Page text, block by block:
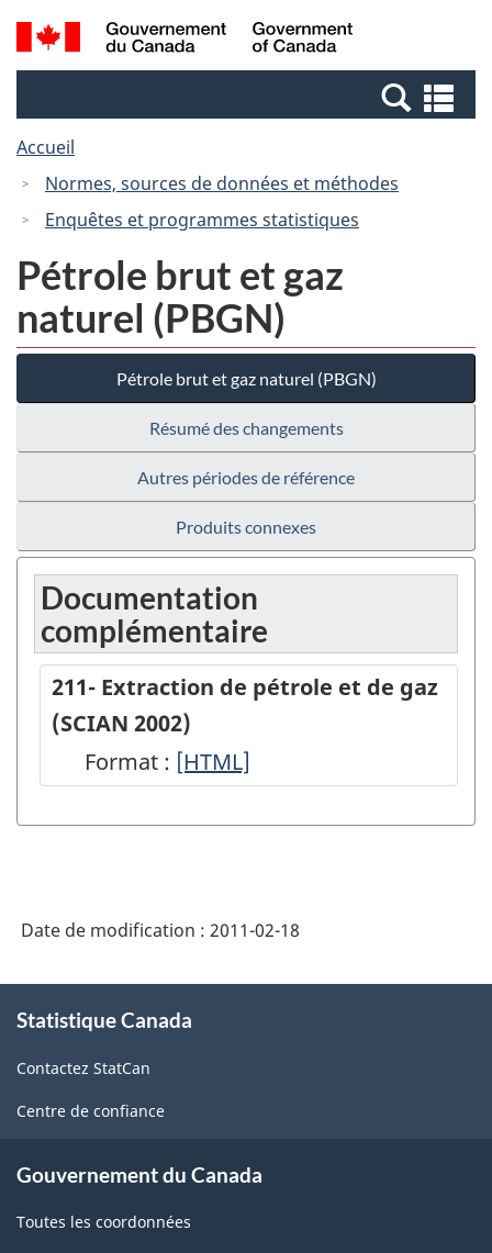
Passer
au
Passer
à
Canada
Recherche
et
et
Accueil
Normes, sources de données et méthodes
Enquêtes et programmes statistiques
Pétrole brut et gaz
naturel (PBGN)
Pétrole brut et gaz naturel (PBGN)
Résumé des changements
Autres périodes de référence
Produits connexes
Documentation
complémentaire
211- Extraction de pétrole et de gaz
(SCIAN 2002)
Format : 211-
de
de
gaz
(SCIAN
[HTML]
Date de modification : 2011-02-18
propos
ce
site
Statistique Canada
Contactez StatCan
Centre de confiance
Gouvernement du Canada
Toutes les coordonnées